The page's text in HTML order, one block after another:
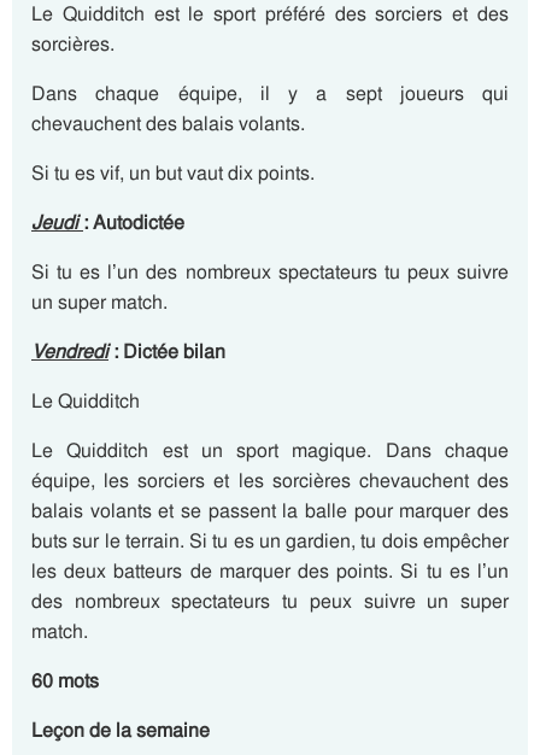
Le Quidditch est le sport préféré des sorciers et des
sorcières.
Dans chaque équipe, il y a sept joueurs qui
chevauchent des balais volants.
Si tu es vif, un but vaut dix points.
Jeudi: Autodictée
Si tu es l’un des nombreux spectateurs tu peux suivre
un super match.
Vendredi: Dictée bilan
Le Quidditch
Le Quidditch est un sport magique. Dans chaque
équipe, les sorciers et les sorcières chevauchent des
balais volants et se passent la balle pour marquer des
buts sur le terrain. Si tu es un gardien, tu dois empêcher
les deux batteurs de marquer des points. Si tu es l’un
des nombreux spectateurs tu peux suivre un super
match.
60 mots
Leçon de la semaine